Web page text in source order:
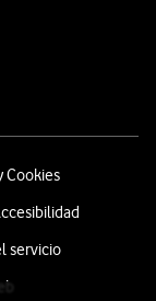
Cookies
servicio